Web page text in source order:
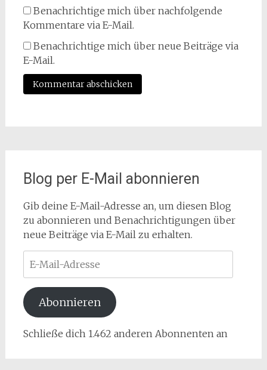
Benachrichtige mich über nachfolgende
Kommentare via E-Mail.
Benachrichtige mich über neue Beiträge via
E-Mail.
Blog per E-Mail abonnieren
Gib deine E-Mail-Adresse an, um diesen Blog
zu abonnieren und Benachrichtigungen über
neue Beiträge via E-Mail zu erhalten.
Mail-
Adresse
Abonnieren
Schließe dich 1.462 anderen Abonnenten an